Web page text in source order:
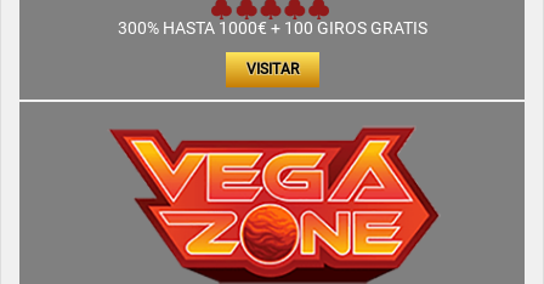
300% HASTA 1000€ + 100 GIROS GRATIS
VISITAR